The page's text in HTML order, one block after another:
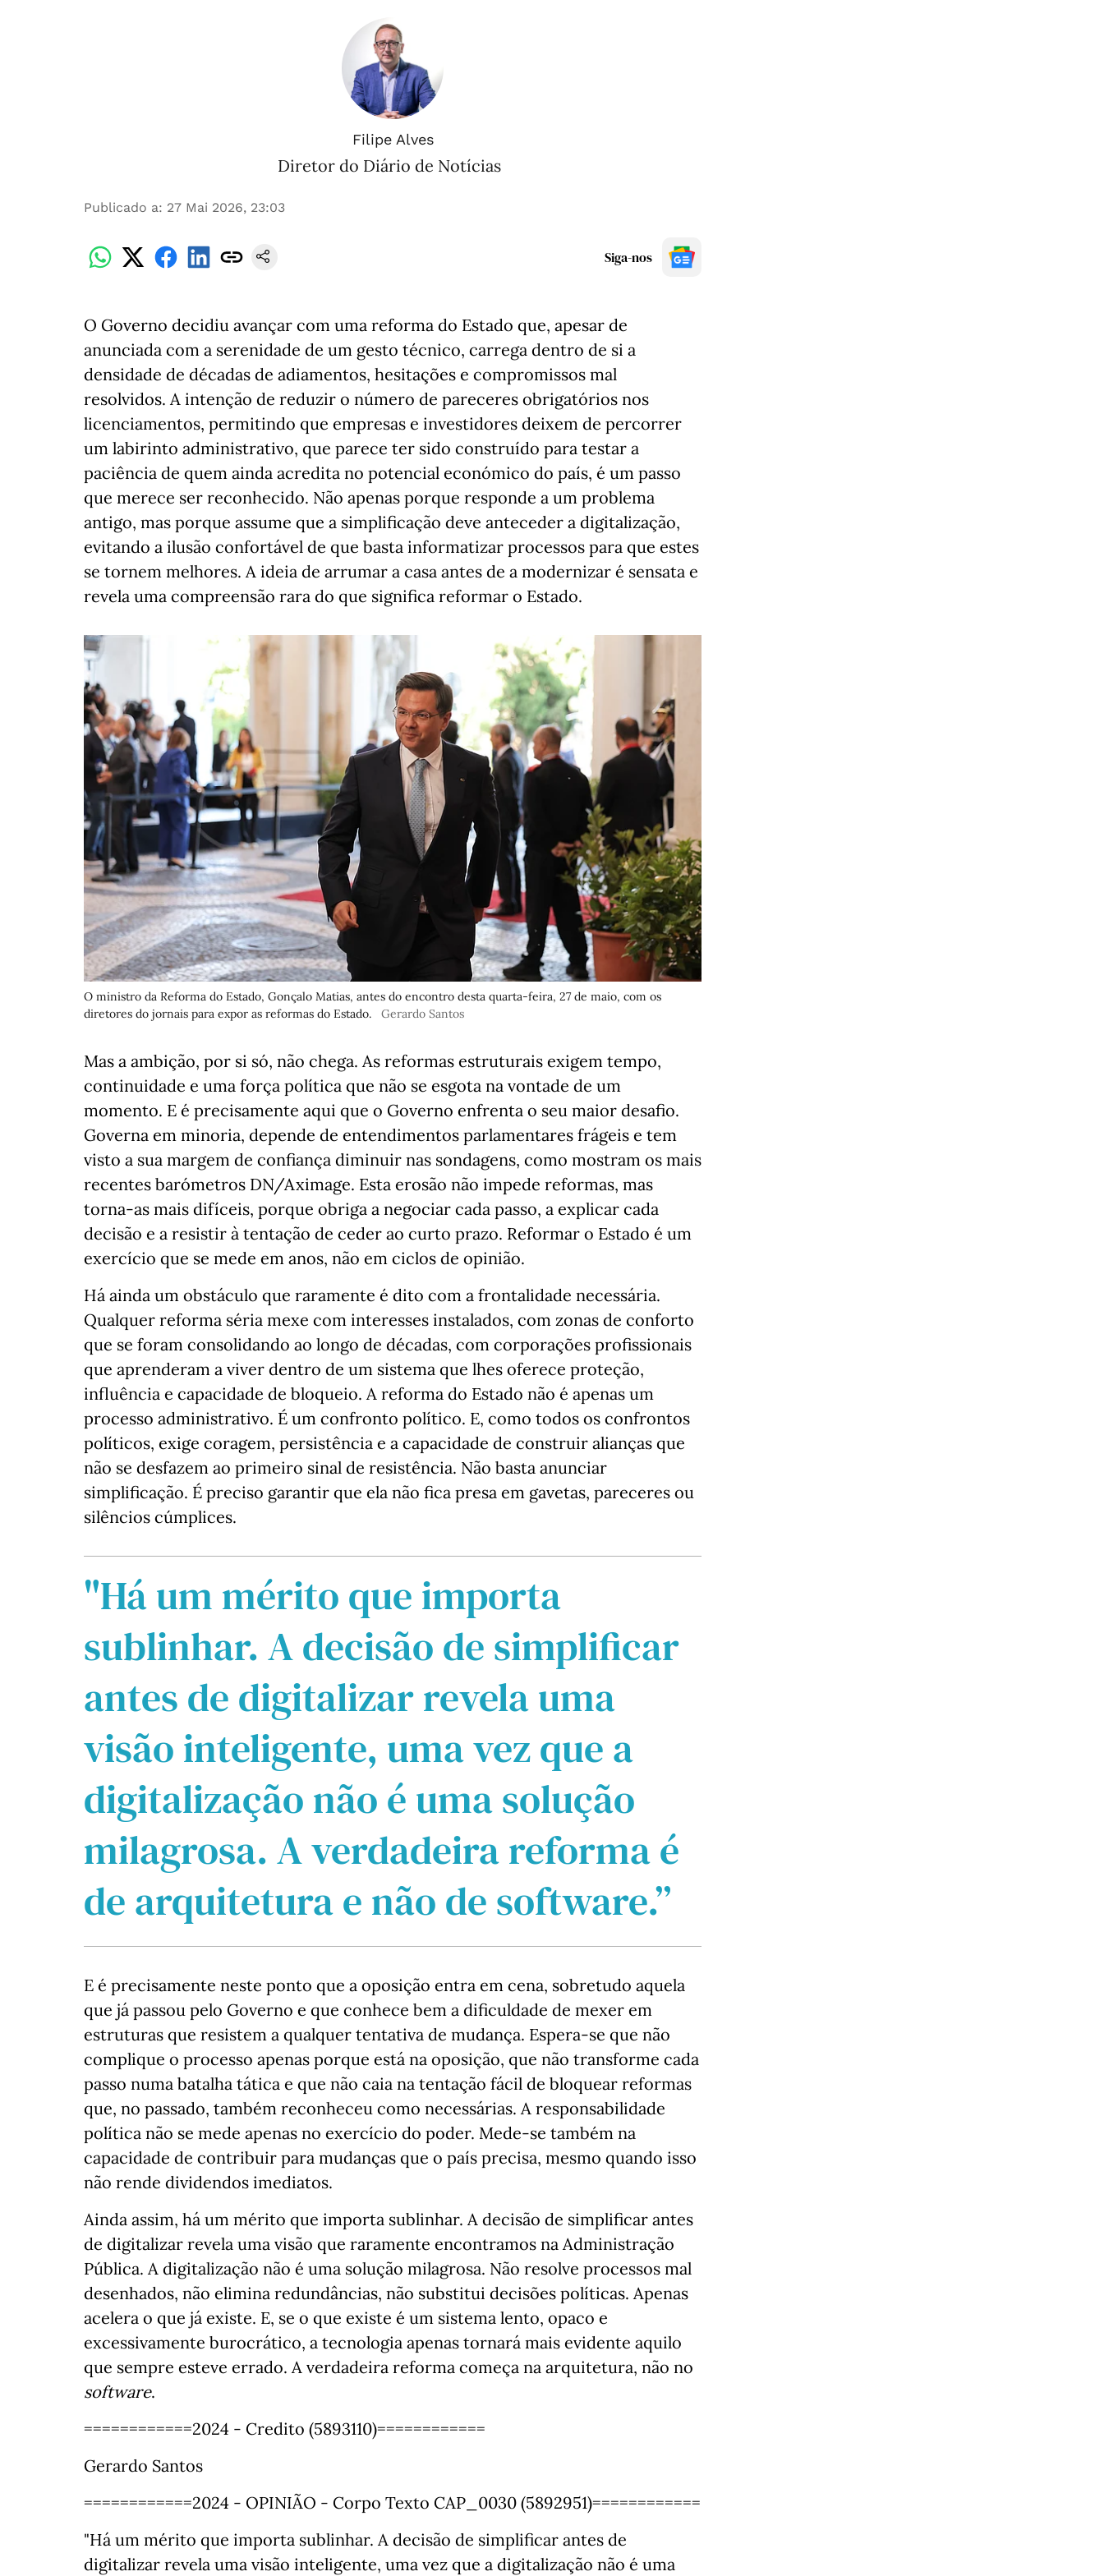
Filipe Alves
Diretor do Diário de Notícias
Publicado a: 27 Mai 2026, 23:03
Siga-nos
O Governo decidiu avançar com uma reforma do Estado que, apesar de
anunciada com a serenidade de um gesto técnico, carrega dentro de si a
densidade de décadas de adiamentos, hesitações e compromissos mal
resolvidos. A intenção de reduzir o número de pareceres obrigatórios nos
licenciamentos, permitindo que empresas e investidores deixem de percorrer
um labirinto administrativo, que parece ter sido construído para testar a
paciência de quem ainda acredita no potencial económico do país, é um passo
que merece ser reconhecido. Não apenas porque responde a um problema
antigo, mas porque assume que a simplificação deve anteceder a digitalização,
evitando a ilusão confortável de que basta informatizar processos para que estes
se tornem melhores. A ideia de arrumar a casa antes de a modernizar é sensata e
revela uma compreensão rara do que significa reformar o Estado.
O ministro da Reforma do Estado, Gonçalo Matias, antes do encontro desta quarta-feira, 27 de maio, com os
diretores do jornais para expor as reformas do Estado.
Gerardo Santos
Mas a ambição, por si só, não chega. As reformas estruturais exigem tempo,
continuidade e uma força política que não se esgota na vontade de um
momento. E é precisamente aqui que o Governo enfrenta o seu maior desafio.
Governa em minoria, depende de entendimentos parlamentares frágeis e tem
visto a sua margem de confiança diminuir nas sondagens, como mostram os mais
recentes barómetros DN/Aximage. Esta erosão não impede reformas, mas
torna-as mais difíceis, porque obriga a negociar cada passo, a explicar cada
decisão e a resistir à tentação de ceder ao curto prazo. Reformar o Estado é um
exercício que se mede em anos, não em ciclos de opinião.
Há ainda um obstáculo que raramente é dito com a frontalidade necessária.
Qualquer reforma séria mexe com interesses instalados, com zonas de conforto
que se foram consolidando ao longo de décadas, com corporações profissionais
que aprenderam a viver dentro de um sistema que lhes oferece proteção,
influência e capacidade de bloqueio. A reforma do Estado não é apenas um
processo administrativo. É um confronto político. E, como todos os confrontos
políticos, exige coragem, persistência e a capacidade de construir alianças que
não se desfazem ao primeiro sinal de resistência. Não basta anunciar
simplificação. É preciso garantir que ela não fica presa em gavetas, pareceres ou
silêncios cúmplices.
"Há um mérito que importa
sublinhar. A decisão de simplificar
antes de digitalizar revela uma
visão inteligente, uma vez que a
digitalização não é uma solução
milagrosa. A verdadeira reforma é
de arquitetura e não de software.”
E é precisamente neste ponto que a oposição entra em cena, sobretudo aquela
que já passou pelo Governo e que conhece bem a dificuldade de mexer em
estruturas que resistem a qualquer tentativa de mudança. Espera-se que não
complique o processo apenas porque está na oposição, que não transforme cada
passo numa batalha tática e que não caia na tentação fácil de bloquear reformas
que, no passado, também reconheceu como necessárias. A responsabilidade
política não se mede apenas no exercício do poder. Mede-se também na
capacidade de contribuir para mudanças que o país precisa, mesmo quando isso
não rende dividendos imediatos.
Ainda assim, há um mérito que importa sublinhar. A decisão de simplificar antes
de digitalizar revela uma visão que raramente encontramos na Administração
Pública. A digitalização não é uma solução milagrosa. Não resolve processos mal
desenhados, não elimina redundâncias, não substitui decisões políticas. Apenas
acelera o que já existe. E, se o que existe é um sistema lento, opaco e
excessivamente burocrático, a tecnologia apenas tornará mais evidente aquilo
que sempre esteve errado. A verdadeira reforma começa na arquitetura, não no
software.
============2024 - Credito (5893110)============
Gerardo Santos
============2024 - OPINIÃO - Corpo Texto CAP_0030 (5892951)============
"Há um mérito que importa sublinhar. A decisão de simplificar antes de
digitalizar revela uma visão inteligente, uma vez que a digitalização não é uma